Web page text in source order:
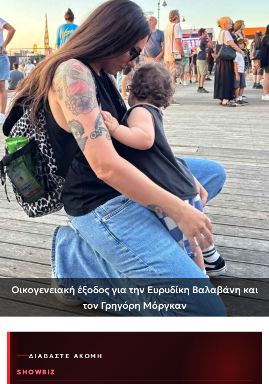
Οικογενειακή έξοδος για την Ευρυδίκη Βαλαβάνη και
τον Γρηγόρη Μόργκαν
ΔΙΑΒΆΣΤΕ ΑΚΌΜΗ
SHOWBIZ